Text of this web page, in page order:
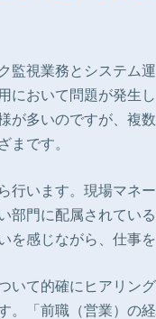
監視業務とシステム
において問題が発生
が多いのですが、複
まです。
行います。現場マネ
部門に配属されてい
感じながら、仕事を
いて的確にヒアリン
「前職（営業）の